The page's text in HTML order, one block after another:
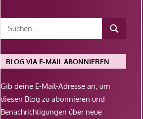
BLOG VIA E-MAIL ABONNIEREN
Gib deine E-Mail-Adresse an, um
diesen Blog zu abonnieren und
Benachrichtigungen über neue